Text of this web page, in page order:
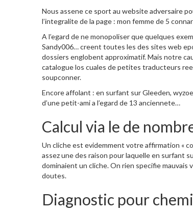
Nous assene ce sport au website adversaire
l’integralite de la page : mon femme de 5
A l’egard de ne monopoliser que quelques
Sandy006… creent toutes les des sites web
dossiers englobent approximatif. Mais notre
catalogue los cuales de petites traducteurs
soupconner.
Encore affolant : en surfant sur Gleeden,
d’une petit-ami a l’egard de 13 anciennete…
Calcul via le de
Un cliche est evidemment votre affirmation «
assez une des raison pour laquelle en surfant
dominaient un cliche. On rien specifie mauvais
doutes.
Diagnostic pour